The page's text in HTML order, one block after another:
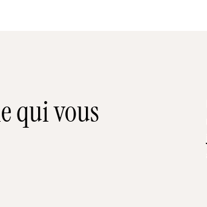
qui vous